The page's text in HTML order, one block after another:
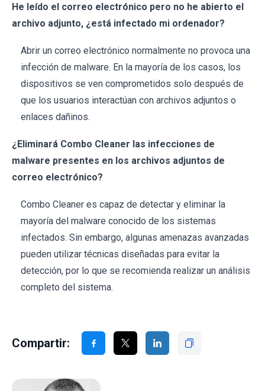
He leído el correo electrónico pero no he abierto el
archivo adjunto, ¿está infectado mi ordenador?
Abrir un correo electrónico normalmente no provoca una
infección de malware. En la mayoría de los casos, los
dispositivos se ven comprometidos solo después de
que los usuarios interactúan con archivos adjuntos o
enlaces dañinos.
¿Eliminará Combo Cleaner las infecciones de
malware presentes en los archivos adjuntos de
correo electrónico?
Combo Cleaner es capaz de detectar y eliminar la
mayoría del malware conocido de los sistemas
infectados. Sin embargo, algunas amenazas avanzadas
pueden utilizar técnicas diseñadas para evitar la
detección, por lo que se recomienda realizar un análisis
completo del sistema.
Compartir: